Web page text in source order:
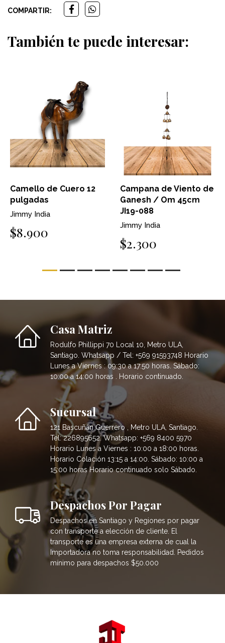
COMPARTIR:
También te puede interesar:
Camello de Cuero 12
pulgadas
Jimmy India
$8.900
Campana de Viento de
Ganesh / Om 45cm
JI19-088
Jimmy India
$2.300
Casa Matriz
Rodulfo Phillippi 70 Local 10, Metro ULA,
Santiago. Whatsapp / Tel: +569 91593748 Horario
Lunes a Viernes : 09:30 a 17:50 horas. Sábado:
10:00 a 14:00 horas . Horario continuado.
Sucursal
121 Bascuñán Guerrero , Metro ULA, Santiago.
Tel: 226895652. Whatsapp: +569 8400 5970
Horario Lunes a Viernes : 10:00 a 18:00 horas.
Horario Colación 13:15 a 14:00. Sábado: 10:00 a
15:00 horas Horario continuado solo Sábado.
Despachos Por Pagar
Despachos en Santiago y Regiones por pagar
con transporte a elección de cliente. El
transporte es una empresa externa de cual la
Importadora no toma responsabilidad. Pedidos
mínimo para despachos $50.000